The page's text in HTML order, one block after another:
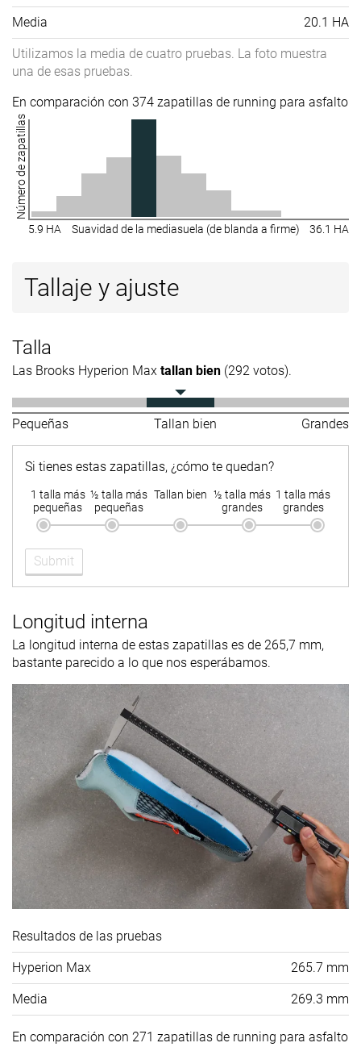
Media 20.1 HA
Utilizamos la media de cuatro pruebas. La foto muestra
una de esas pruebas.
En comparación con 374 zapatillas de running para asfalto
Número de zapatillas
5.9 HA Suavidad de la mediasuela (de blanda a firme) 36.1 HA
Tallaje y ajuste
Talla
Las Brooks Hyperion Max tallan bien (292 votos).
Pequeñas Tallan bien Grandes
Si tienes estas zapatillas, ¿cómo te quedan?
1 talla más
pequeñas
½ talla más
pequeñas
Tallan bien ½ talla más
grandes
1 talla más
grandes
Submit
Longitud interna
La longitud interna de estas zapatillas es de 265,7 mm,
bastante parecido a lo que nos esperábamos.
Resultados de las pruebas
Hyperion Max 265.7 mm
Media 269.3 mm
En comparación con 271 zapatillas de running para asfalto